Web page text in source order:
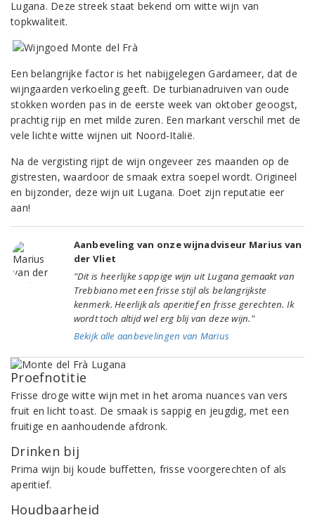
Lugana. Deze streek staat bekend om witte wijn van
topkwaliteit.
Een belangrijke factor is het nabijgelegen Gardameer, dat de
wijngaarden verkoeling geeft. De turbianadruiven van oude
stokken worden pas in de eerste week van oktober geoogst,
prachtig rijp en met milde zuren. Een markant verschil met de
vele lichte witte wijnen uit Noord-Italië.
Na de vergisting rijpt de wijn ongeveer zes maanden op de
gistresten, waardoor de smaak extra soepel wordt. Origineel
en bijzonder, deze wijn uit Lugana. Doet zijn reputatie eer
aan!
Aanbeveling van onze wijnadviseur Marius van
der Vliet
"Dit is heerlijke sappige wijn uit Lugana gemaakt van
Trebbiano met een frisse stijl als belangrijkste
kenmerk. Heerlijk als aperitief en frisse gerechten. Ik
wordt toch altijd wel erg blij van deze wijn."
Bekijk alle aanbevelingen van Marius
Proefnotitie
Frisse droge witte wijn met in het aroma nuances van vers
fruit en licht toast. De smaak is sappig en jeugdig, met een
fruitige en aanhoudende afdronk.
Drinken bij
Prima wijn bij koude buffetten, frisse voorgerechten of als
aperitief.
Houdbaarheid